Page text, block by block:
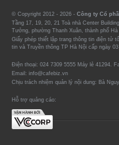
© Copyright 2012 - 2026 - Công ty Cổ
Tầng 17, 19, 20, 21 Toà nhà Center
Tưởng, phường Thanh Xuân, thành phố Hà
Giấy phép thiết lập trang thông tin điện tử
tin và Truyền thông TP Hà Nội cấp ngày
Điện thoại: 024 7309 5555 Máy lẻ 41294.
Email: info@cafebiz.vn
Chịu trách nhiệm quản lý nội dung: Bà
Hỗ trợ quảng cáo: